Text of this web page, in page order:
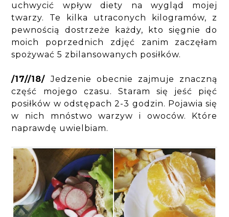
uchwycić wpływ diety na wygląd mojej
twarzy. Te kilka utraconych kilogramów, z
pewnością dostrzeże każdy, kto sięgnie do
moich poprzednich zdjęć zanim zaczęłam
spożywać 5 zbilansowanych posiłków.
/17//18/ Jedzenie obecnie zajmuje znaczną
część mojego czasu. Staram się jeść pięć
posiłków w odstępach 2-3 godzin. Pojawia się
w nich mnóstwo warzyw i owoców. Które
naprawdę uwielbiam.